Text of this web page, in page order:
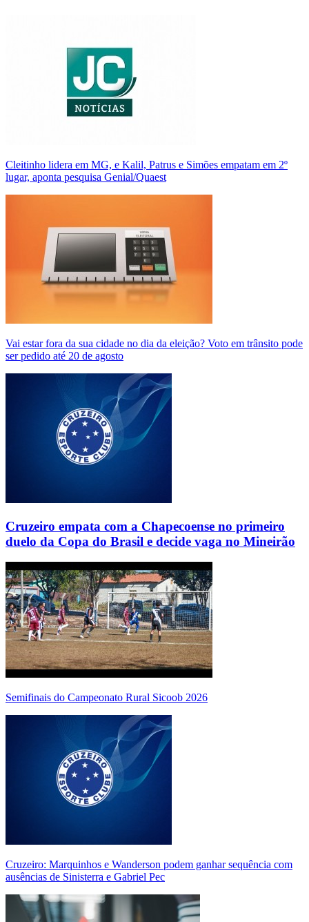
Cleitinho lidera em MG, e Kalil, Patrus e Simões empatam em 2º
lugar, aponta pesquisa Genial/Quaest
Vai estar fora da sua cidade no dia da eleição? Voto em trânsito pode
ser pedido até 20 de agosto
Cruzeiro empata com a Chapecoense no primeiro
duelo da Copa do Brasil e decide vaga no Mineirão
Semifinais do Campeonato Rural Sicoob 2026
Cruzeiro: Marquinhos e Wanderson podem ganhar sequência com
ausências de Sinisterra e Gabriel Pec